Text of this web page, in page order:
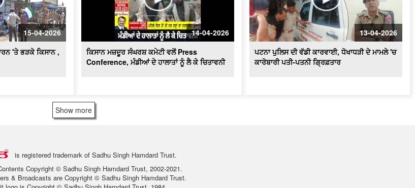
15-04-2026
'ਤੇ ਭੜਕੇ ਕਿਸਾਨ ,
14-04-2026
ਕਿਸਾਨ ਮਜ਼ਦੂਰ ਸੰਘਰਸ਼ ਕਮੇਟੀ ਵਲੋਂ Press
Conference, ਮੰਡੀਆਂ ਦੇ ਹਾਲਾਤਾਂ ਨੂੰ ਲੈ ਕੇ ਚਿਤਾਵਨੀ
13-04-2026
ਪਟਨਾ ਪੁਲਿਸ ਦੀ ਵੱਡੀ ਕਾਰਵਾਈ, ਧੋਖਾਧੜੀ ਦੇ ਮਾਮਲੇ 'ਚ
ਕਾਰੋਬਾਰੀ ਪਤੀ-ਪਤਨੀ ਗ੍ਰਿਫ਼ਤਾਰ
Show more
is registered trademark of Sadhu Singh Hamdard Trust.
Copyright © Sadhu Singh Hamdard Trust, 2002-2021.
& Broadcasts are Copyright © Sadhu Singh Hamdard Trust.